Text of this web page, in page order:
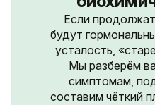
Если
будут
усталость,
Мы разберём
симптомам,
составим чёткий